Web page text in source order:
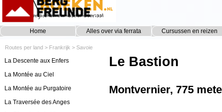
Home Alles over via ferrata ▼
Cursussen en reizen
Routes per land > Frankrijk >Savoie
La Descente aux Enfers
La Montée au Ciel
La Montée au Purgatoire
La Traversée des Anges
Le Bastion
Montvernier, 775